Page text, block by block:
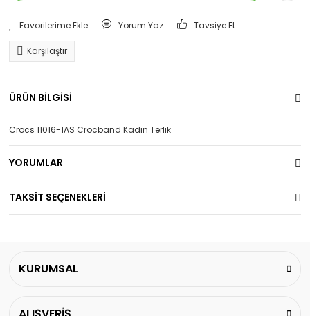
Yorum Yaz Tavsiye Et
Karşılaştır
ÜRÜN BİLGİSİ
Crocs 11016-1AS Crocband Kadın Terlik
YORUMLAR
TAKSİT SEÇENEKLERİ
KURUMSAL